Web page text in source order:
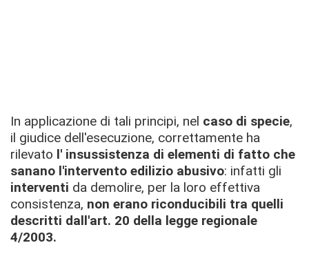
In applicazione di tali principi, nel caso di specie,
il giudice dell'esecuzione, correttamente ha
rilevato l' insussistenza di elementi di fatto che
sanano l'intervento edilizio abusivo: infatti gli
interventi da demolire, per la loro effettiva
consistenza, non erano riconducibili tra quelli
descritti dall'art. 20 della legge regionale
4/2003.